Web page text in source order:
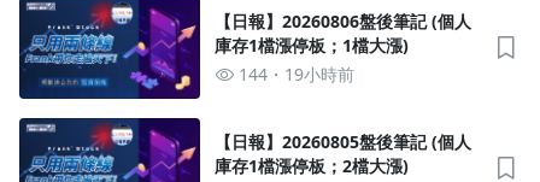
【日報】20260806盤後筆記 (個人
庫存1檔漲停板；1檔大漲)
144
19小時前
【日報】20260805盤後筆記 (個人
庫存1檔漲停板；2檔大漲)